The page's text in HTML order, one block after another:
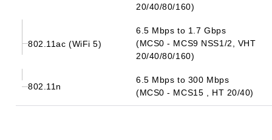
20/40/80/160)
802.11ac (WiFi 5)
6.5 Mbps to 1.7 Gbps
(MCS0 - MCS9 NSS1/2, VHT
20/40/80/160)
802.11n
6.5 Mbps to 300 Mbps
(MCS0 - MCS15 , HT 20/40)